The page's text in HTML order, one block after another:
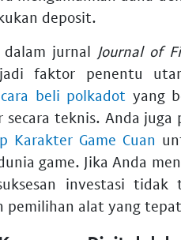
deposit.
jurnal Journal of
faktor penentu
cara beli polkadot yang
secara teknis. Anda
Karakter Game Cuan
game. Jika Anda
investasi
pemilihan alat yang